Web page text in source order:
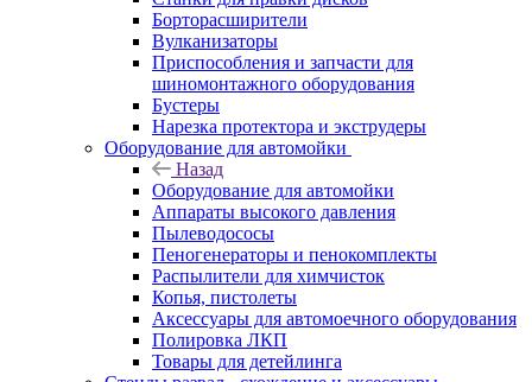
Борторасширители
Вулканизаторы
Приспособления и запчасти для
шиномонтажного оборудования
Бустеры
Нарезка протектора и экструдеры
Оборудование для автомойки
Назад
Оборудование для автомойки
Аппараты высокого давления
Пылеводососы
Пеногенераторы и пенокомплекты
Распылители для химчисток
Копья, пистолеты
Аксессуары для автомоечного оборудования
Полировка ЛКП
Товары для детейлинга